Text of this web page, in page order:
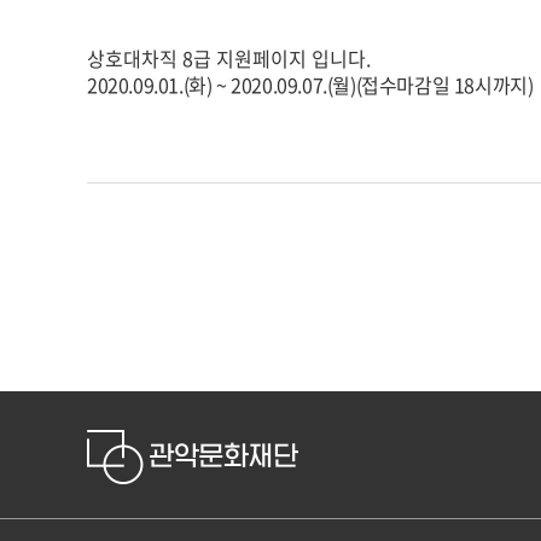
상호대차직 8급 지원페이지 입니다.
2020.09.01.(화) ~ 2020.09.07.(월)(접수마감일 18시까지)